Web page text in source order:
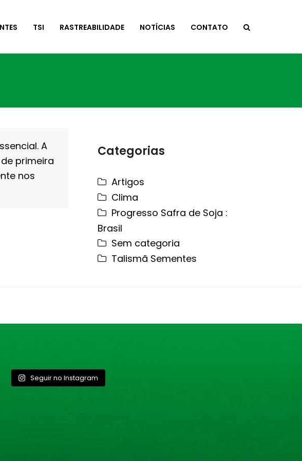
TSI RASTREABILIDADE NOTÍCIAS CONTATO
A
primeira
nos
Categorias
Artigos
Clima
Progresso Safra de Soja :
Brasil
Sem categoria
Talismã Sementes
Seguir no Instagram